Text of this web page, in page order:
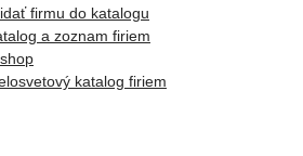
firmu do katalogu
a zoznam firiem
katalog firiem